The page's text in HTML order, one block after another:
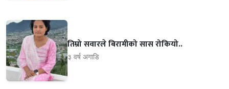
तिम्रो सवारले बिरामीको सास रोकियो..
३ वर्ष अगाडि